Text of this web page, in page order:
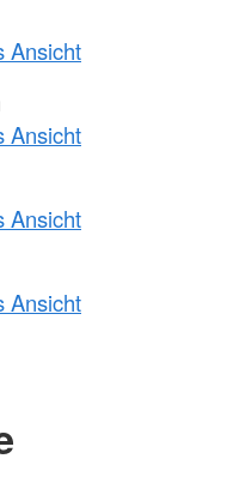
Ansicht
Ansicht
Ansicht
Ansicht